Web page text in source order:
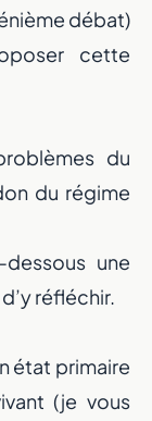
débat)
cette
du
du régime
une
réfléchir.
état primaire
(je vous